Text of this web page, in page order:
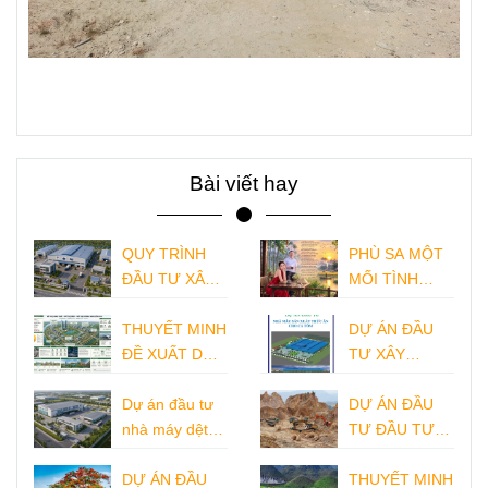
Bài viết hay
QUY TRÌNH
ĐẦU TƯ XÂY
MÁY CHẾ
BIẾN THỨC
PHÙ SA MỘT
MỐI TÌNH
THUYẾT MINH
ĐỀ XUẤT DỰ
TƯ DỰ ÁN
KHU ĐÔ THỊ
DỰ ÁN ĐẦU
TƯ XÂY
MÁY SẢN
XUẤT THỨC
NUÔI THỦY
Dự án đầu tư
nhà máy dệt
DỰ ÁN ĐẦU
TƯ ĐẦU TƯ
CÔNG TRÌNH
DỰ ÁN ĐẦU
THUYẾT MINH